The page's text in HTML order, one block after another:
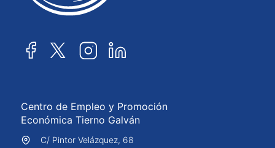
Centro de Empleo y Promoción
Económica Tierno Galván
C/ Pintor Velázquez, 68